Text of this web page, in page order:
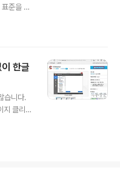
준을 만
서 내부
보기 위
뷰어들
파일을
입니다.
한 파일
한글
습니다.
지 클리너
면 모든